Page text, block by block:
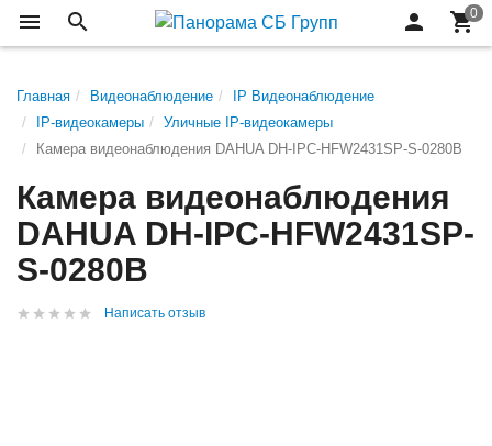
Главная Видеонаблюдение
IP Видеонаблюдение
IP-видеокамеры
Уличные IP-видеокамеры
Камера видеонаблюдения DAHUA DH-IPC-HFW2431SP-S-0280B
Камера видеонаблюдения
DAHUA DH-IPC-HFW2431SP-
S-0280B
Написать отзыв